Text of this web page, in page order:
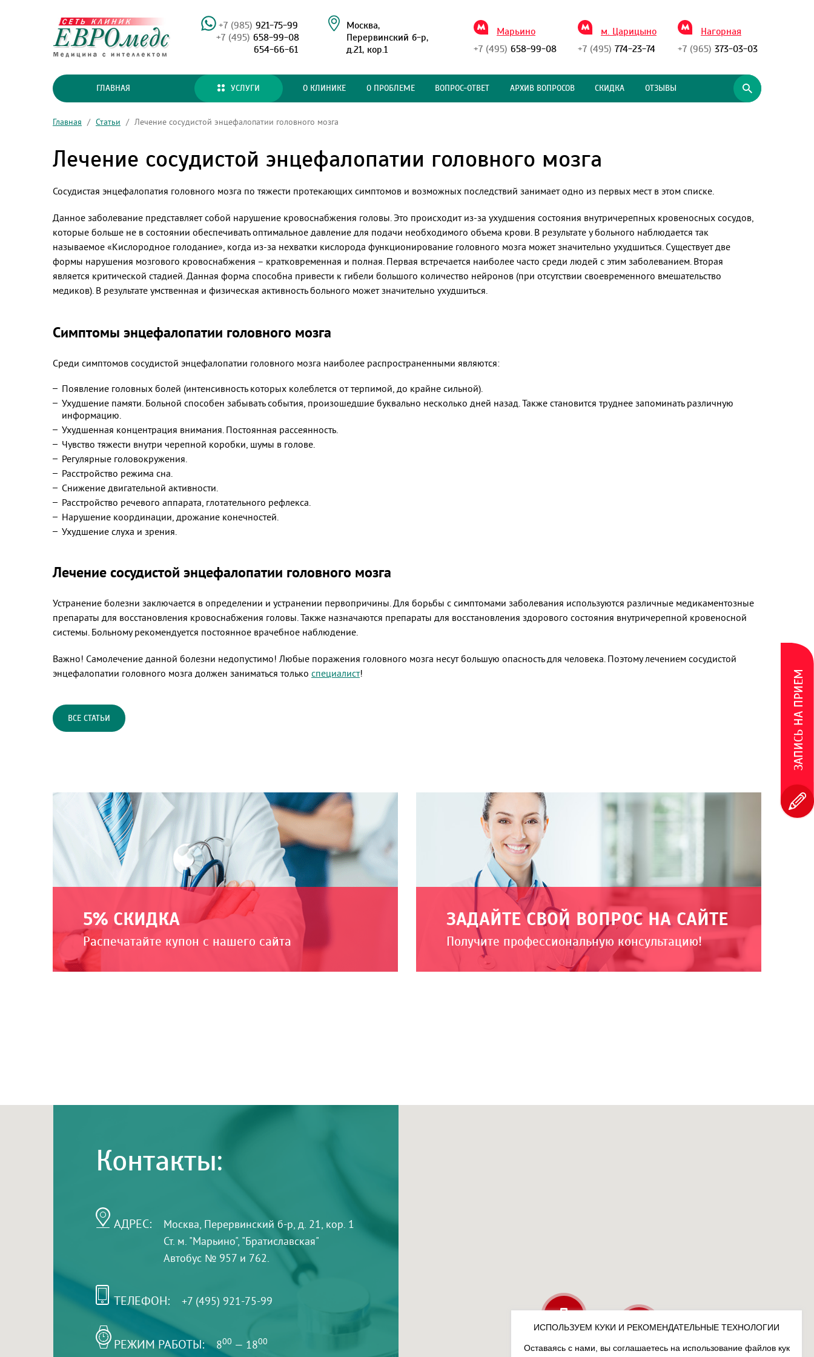
+7 (985) 921-75-99
+7 (495) 658-99-08
654-66-61
Москва,
Перервинский б-р,
д.21, кор.1
Марьино
+7 (495) 658-99-08
м. Царицыно
+7 (495) 774-23-74
Нагорная
+7 (965) 373-03-03
ГЛАВНАЯ УСЛУГИ О КЛИНИКЕ О ПРОБЛЕМЕ ВОПРОС-ОТВЕТ АРХИВ ВОПРОСОВ СКИДКА ОТЗЫВЫ
Главная / Статьи / Лечение сосудистой энцефалопатии головного мозга
Лечение сосудистой энцефалопатии головного мозга
Сосудистая энцефалопатия головного мозга по тяжести протекающих симптомов и возможных последствий занимает одно из первых мест в этом списке.
Данное заболевание представляет собой нарушение кровоснабжения головы. Это происходит из-за ухудшения состояния внутричерепных кровеносных сосудов,
которые больше не в состоянии обеспечивать оптимальное давление для подачи необходимого объема крови. В результате у больного наблюдается так
называемое «Кислородное голодание», когда из-за нехватки кислорода функционирование головного мозга может значительно ухудшиться. Существует две
формы нарушения мозгового кровоснабжения – кратковременная и полная. Первая встречается наиболее часто среди людей с этим заболеванием. Вторая
является критической стадией. Данная форма способна привести к гибели большого количество нейронов (при отсутствии своевременного вмешательство
медиков). В результате умственная и физическая активность больного может значительно ухудшиться.
Симптомы энцефалопатии головного мозга
Среди симптомов сосудистой энцефалопатии головного мозга наиболее распространенными являются:
Появление головных болей (интенсивность которых колеблется от терпимой, до крайне сильной).
Ухудшение памяти. Больной способен забывать события, произошедшие буквально несколько дней назад. Также становится труднее запоминать различную
информацию.
Ухудшенная концентрация внимания. Постоянная рассеянность.
Чувство тяжести внутри черепной коробки, шумы в голове.
Регулярные головокружения.
Расстройство режима сна.
Снижение двигательной активности.
Расстройство речевого аппарата, глотательного рефлекса.
Нарушение координации, дрожание конечностей.
Ухудшение слуха и зрения.
Лечение сосудистой энцефалопатии головного мозга
Устранение болезни заключается в определении и устранении первопричины. Для борьбы с симптомами заболевания используются различные медикаментозные
препараты для восстановления кровоснабжения головы. Также назначаются препараты для восстановления здорового состояния внутричерепной кровеносной
системы. Больному рекомендуется постоянное врачебное наблюдение.
Важно! Самолечение данной болезни недопустимо! Любые поражения головного мозга несут большую опасность для человека. Поэтому лечением сосудистой
энцефалопатии головного мозга должен заниматься только специалист!
ВСЕ СТАТЬИ
5% СКИДКА
Распечатайте купон с нашего сайта
ЗАДАЙТЕ СВОЙ ВОПРОС НА САЙТЕ
Получите профессиональную консультацию!
Контакты:
АДРЕС:
Москва, Перервинский б-р, д. 21, кор. 1
Ст. м. "Марьино", "Братиславская"
Автобус № 957 и 762.
ТЕЛЕФОН: +7 (495) 921-75-99
РЕЖИМ РАБОТЫ: 800 — 1800
ИСПОЛЬЗУЕМ КУКИ И РЕКОМЕНДАТЕЛЬНЫЕ ТЕХНОЛОГИИ
Оставаясь с нами, вы соглашаетесь на использование файлов кук
ЗАПИСЬ НА ПРИЕМ